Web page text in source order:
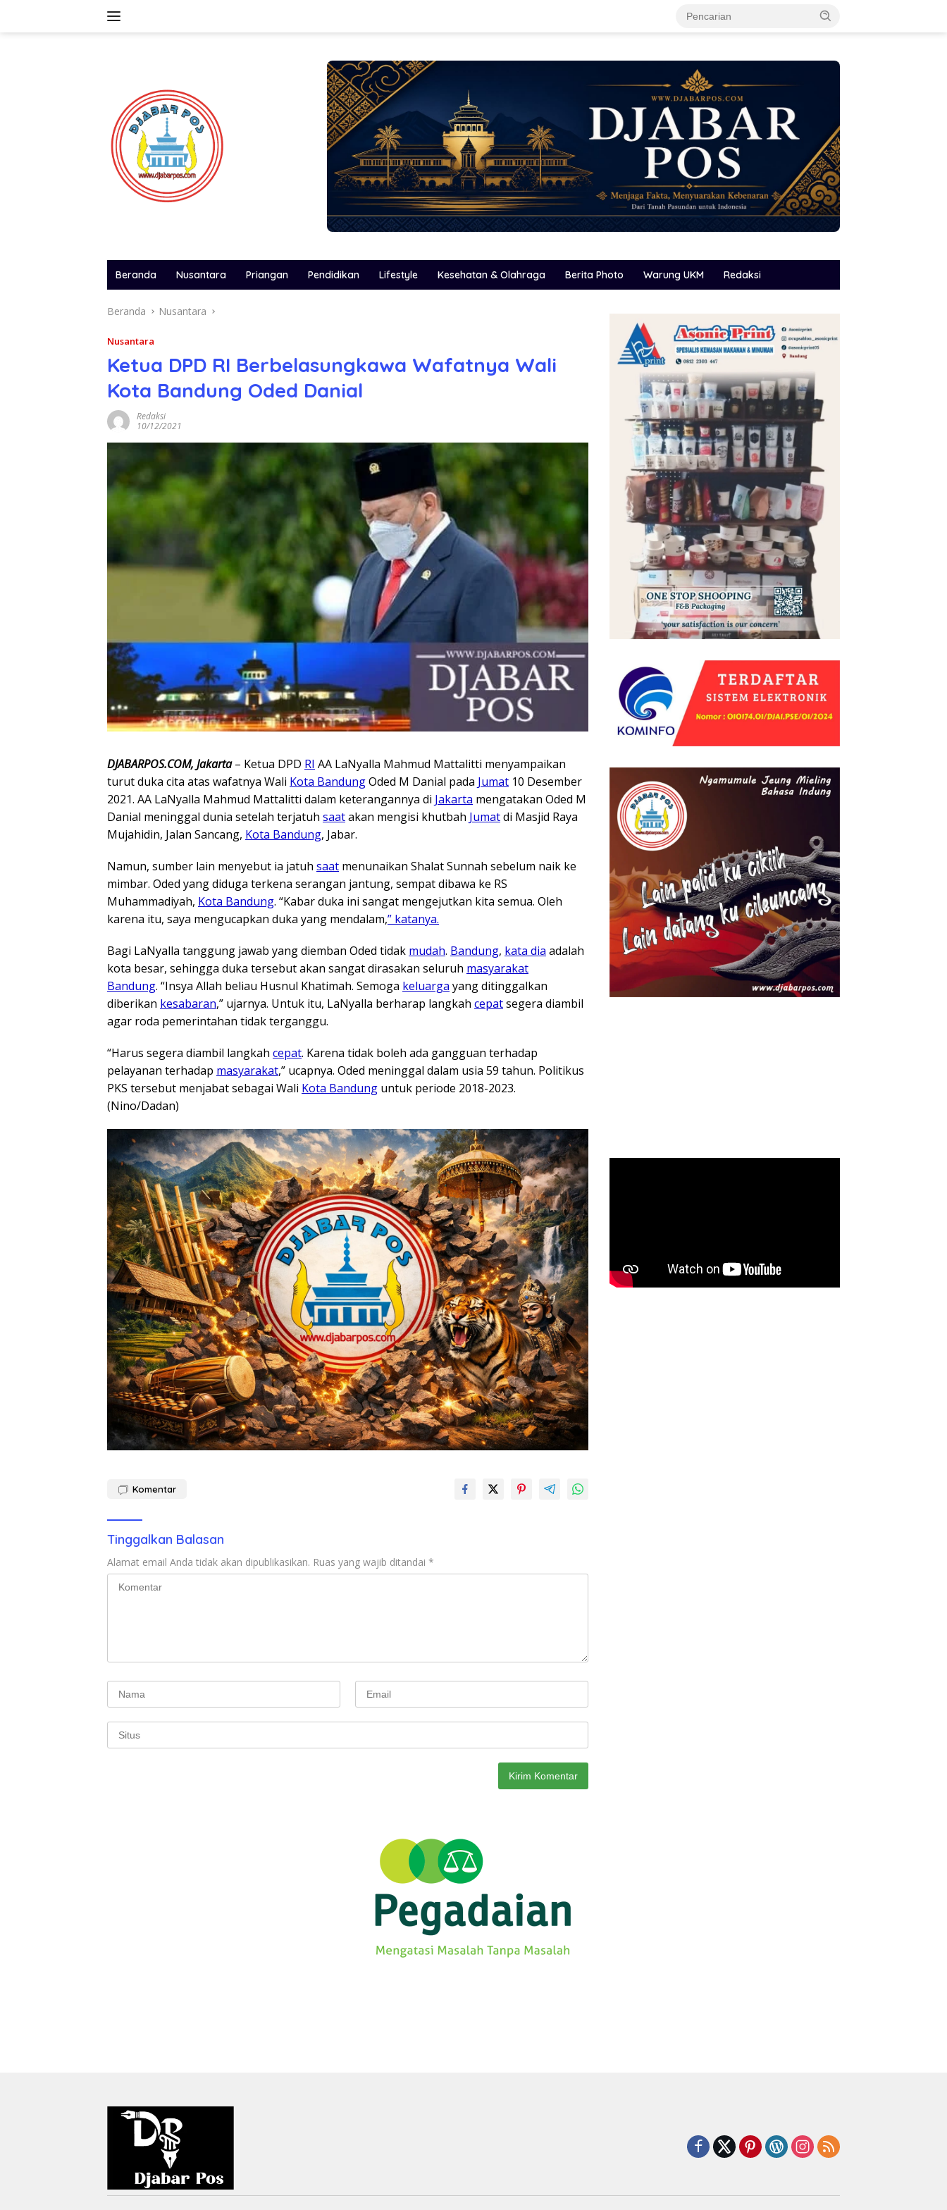
Beranda Nusantara Priangan Pendidikan Lifestyle Kesehatan & Olahraga Berita Photo Warung UKM Redaksi
Beranda Nusantara
Nusantara
Ketua DPD RI Berbelasungkawa Wafatnya Wali
Kota Bandung Oded Danial
Redaksi
10/12/2021
DJABARPOS.COM, Jakarta– Ketua DPD RI AA LaNyalla Mahmud Mattalitti menyampaikan
turut duka cita atas wafatnya Wali Kota BandungOded M Danial pada Jumat 10 Desember
2021. AA LaNyalla Mahmud Mattalitti dalam keterangannya di Jakarta mengatakan Oded M
Danial meninggal dunia setelah terjatuh saatakan mengisi khutbah Jumatdi Masjid Raya
Mujahidin, Jalan Sancang, Kota Bandung, Jabar.
Namun, sumber lain menyebut ia jatuh saat menunaikan Shalat Sunnah sebelum naik ke
mimbar. Oded yang diduga terkena serangan jantung, sempat dibawa ke RS
Muhammadiyah, Kota Bandung. “Kabar duka ini sangat mengejutkan kita semua. Oleh
karena itu, saya mengucapkan duka yang mendalam,” katanya.
Bagi LaNyalla tanggung jawab yang diemban Oded tidak mudah. Bandung, kata dia adalah
kota besar, sehingga duka tersebut akan sangat dirasakan seluruh masyarakat
Bandung. “Insya Allah beliau Husnul Khatimah. Semoga keluarga yang ditinggalkan
diberikan kesabaran,” ujarnya. Untuk itu, LaNyalla berharap langkah cepatsegera diambil
agar roda pemerintahan tidak terganggu.
“Harus segera diambil langkah cepat. Karena tidak boleh ada gangguan terhadap
pelayanan terhadap masyarakat,” ucapnya. Oded meninggal dalam usia 59 tahun. Politikus
PKS tersebut menjabat sebagai Wali Kota Bandung untuk periode 2018-2023.
(Nino/Dadan)
Komentar
Tinggalkan Balasan
Alamat email Anda tidak akan dipublikasikan. Ruas yang wajib ditandai *